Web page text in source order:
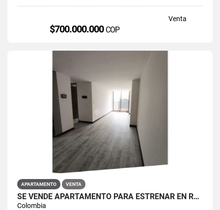
Venta
$700.000.000 COP
APARTAMENTO VENTA
SE VENDE APARTAMENTO PARA ESTRENAR EN RESTREPO ANTONIO NARIÑO
Colombia